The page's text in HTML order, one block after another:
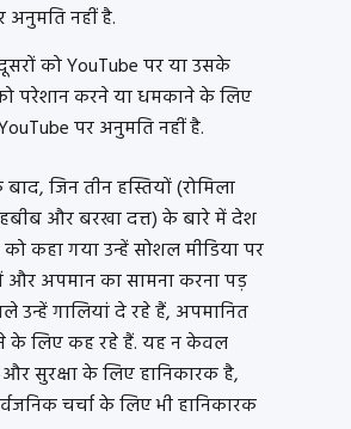
अनुमति नहीं है.
को YouTube पर या उसके
परेशान करने या धमकाने के लिए
पर अनुमति नहीं है.
जिन तीन हस्तियों (रोमिला
हबीब और बरखा दत्त) के बारे में देश
कहा गया उन्हें सोशल मीडिया पर
और अपमान का सामना करना पड़
उन्हें गालियां दे रहे हैं, अपमानित
के लिए कह रहे हैं. यह न केवल
सुरक्षा के लिए हानिकारक है,
चर्चा के लिए भी हानिकारक